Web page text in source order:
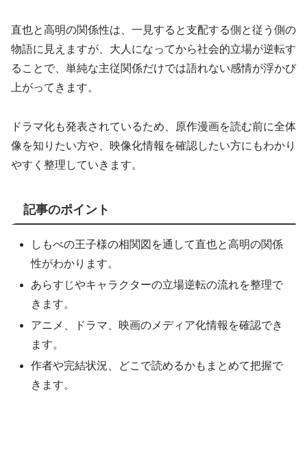
直也と高明の関係性は、一見すると支配する側と従う側の
物語に見えますが、大人になってから社会的立場が逆転す
ることで、単純な主従関係だけでは語れない感情が浮かび
上がってきます。
ドラマ化も発表されているため、原作漫画を読む前に全体
像を知りたい方や、映像化情報を確認したい方にもわかり
やすく整理していきます。
記事のポイント
しもべの王子様の相関図を通して直也と高明の関係
性がわかります。
あらすじやキャラクターの立場逆転の流れを整理で
きます。
アニメ、ドラマ、映画のメディア化情報を確認でき
ます。
作者や完結状況、どこで読めるかもまとめて把握で
きます。